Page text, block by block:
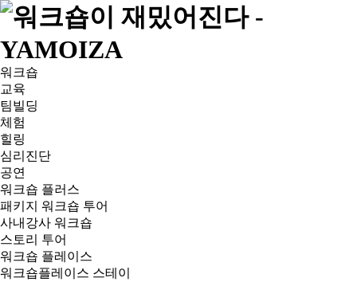
워크숍
교육
팀빌딩
체험
힐링
심리진단
공연
워크숍 플러스
패키지 워크숍 투어
사내강사 워크숍
스토리 투어
워크숍 플레이스
워크숍플레이스 스테이